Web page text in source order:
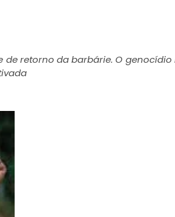
retorno da barbárie. O genocídio